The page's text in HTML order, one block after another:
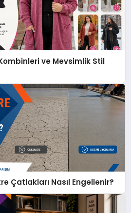
ve Mevsimlik Stil
Çatlakları Nasıl Engellenir?